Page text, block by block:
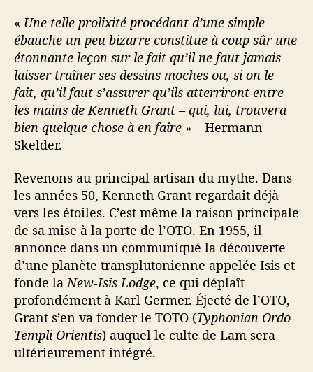
« Une telle prolixité procédant d’une simple
ébauche un peu bizarre constitue à coup sûr une
étonnante leçon sur le fait qu’il ne faut jamais
laisser traîner ses dessins moches ou, si on le
fait, qu’il faut s’assurer qu’ils atterriront entre
les mains de Kenneth Grant – qui, lui, trouvera
bien quelque chose à en faire » – Hermann
Skelder.
Revenons au principal artisan du mythe. Dans
les années 50, Kenneth Grant regardait déjà
vers les étoiles. C’est même la raison principale
de sa mise à la porte de l’OTO. En 1955, il
annonce dans un communiqué la découverte
d’une planète transplutonienne appelée Isis et
fonde laNew-Isis Lodge, ce qui déplaît
profondément à Karl Germer. Éjecté de l’OTO,
Grant s’en va fonder le TOTO (Typhonian Ordo
Templi Orientis) auquel le culte de Lam sera
ultérieurement intégré.